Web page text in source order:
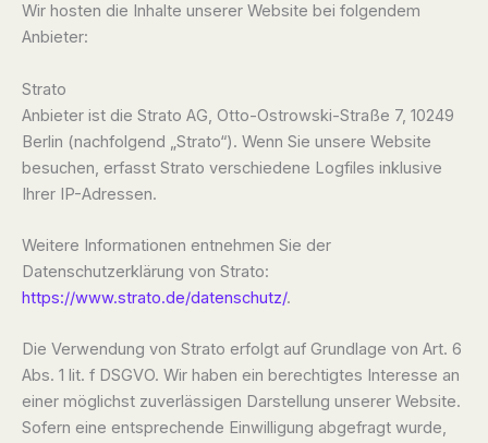
Wir hosten die Inhalte unserer Website bei folgendem
Anbieter:
Strato
Anbieter ist die Strato AG, Otto-Ostrowski-Straße 7, 10249
Berlin (nachfolgend „Strato“). Wenn Sie unsere Website
besuchen, erfasst Strato verschiedene Logfiles inklusive
Ihrer IP-Adressen.
Weitere Informationen entnehmen Sie der
Datenschutzerklärung von Strato:
https://www.strato.de/datenschutz/.
Die Verwendung von Strato erfolgt auf Grundlage von Art. 6
Abs. 1 lit. f DSGVO. Wir haben ein berechtigtes Interesse an
einer möglichst zuverlässigen Darstellung unserer Website.
Sofern eine entsprechende Einwilligung abgefragt wurde,